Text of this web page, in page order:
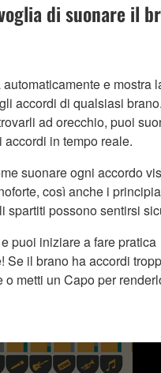
di suonare il
e mostra
accordi di qualsiasi
ad orecchio, puoi
accordi in tempo reale.
suonare ogni accordo
così anche i
spartiti possono sentirsi
puoi iniziare a fare pratica
Se il brano ha accordi
o metti un Capo per